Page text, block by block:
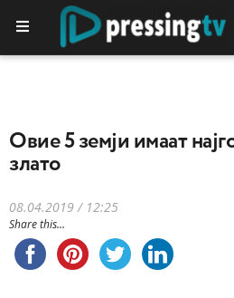
Овие 5 земји имаат
злато
08.04.2019 / 12:25
Share this...